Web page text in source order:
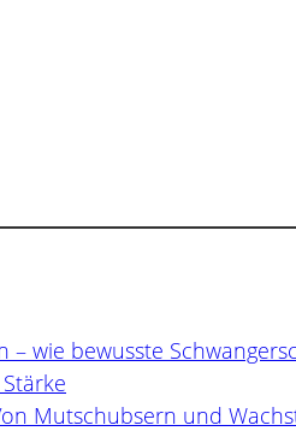
– wie bewusste
Mutschubsern und